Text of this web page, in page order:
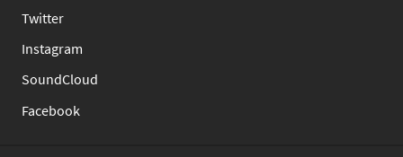
Twitter
Instagram
SoundCloud
Facebook